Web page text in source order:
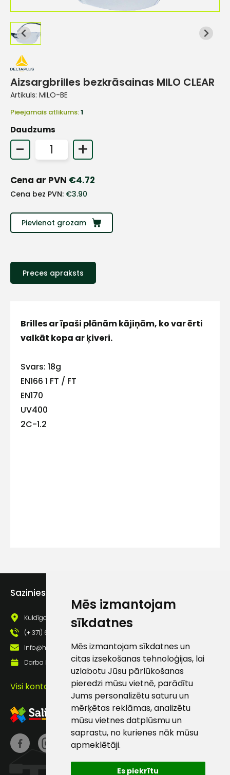
Mēs izmantojam
sīkdatnes
Mēs izmantojam sīkdatnes un
citas izsekošanas tehnoloģijas, lai
uzlabotu Jūsu pārlūkošanas
pieredzi mūsu vietnē, parādītu
Jums personalizētu saturu un
mērķētas reklāmas, analizētu
mūsu vietnes datplūsmu un
saprastu, no kurienes nāk mūsu
apmeklētāji.
Es piekrītu
Aizsargbrilles bezkrāsainas MILO CLEAR
Artikuls: MILO-BE
Pieejamais atlikums:1
Daudzums
- +
Cena ar PVN €4.72
Cena bez PVN: €3.90
Pievienot grozam
Preces apraksts
Brilles ar īpaši plānām kājiņām, ko var ērti
valkāt kopa ar ķiveri.
Svars: 18g
EN166 1 FT / FT
EN170
UV400
2C-1.2
Sazinies ar mums
Kuldīgas iela 69a, Saldus, Saldus nov., LV - 3801
(+ 371) 63 881 186
info@hards.lv
Darba laiks: Darbadienās: 8:00 - 17:00
Visi kontakti
mums!
Piekrītu SIA Hards
lietošanas noteikumiem
Piekrītu saņemt
pastā
Sūtīt ziņojumu
Klientu
+